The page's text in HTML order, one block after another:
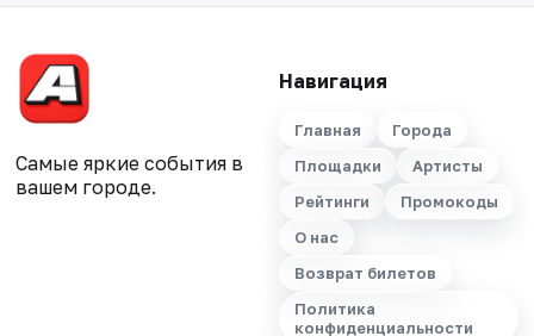
Самые яркие события в
вашем городе.
Навигация
Главная
Города
Площадки
Артисты
Рейтинги
Промокоды
О нас
Возврат билетов
Политика
конфиденциальности